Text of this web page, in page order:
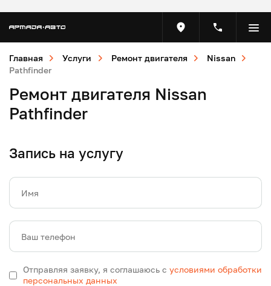
Главная Услуги Ремонт двигателя
Nissan
Pathfinder
Ремонт двигателя Nissan
Pathfinder
Запись на услугу
Имя
Ваш телефон
Отправляя заявку, я соглашаюсь с условиями обработки
персональных данных